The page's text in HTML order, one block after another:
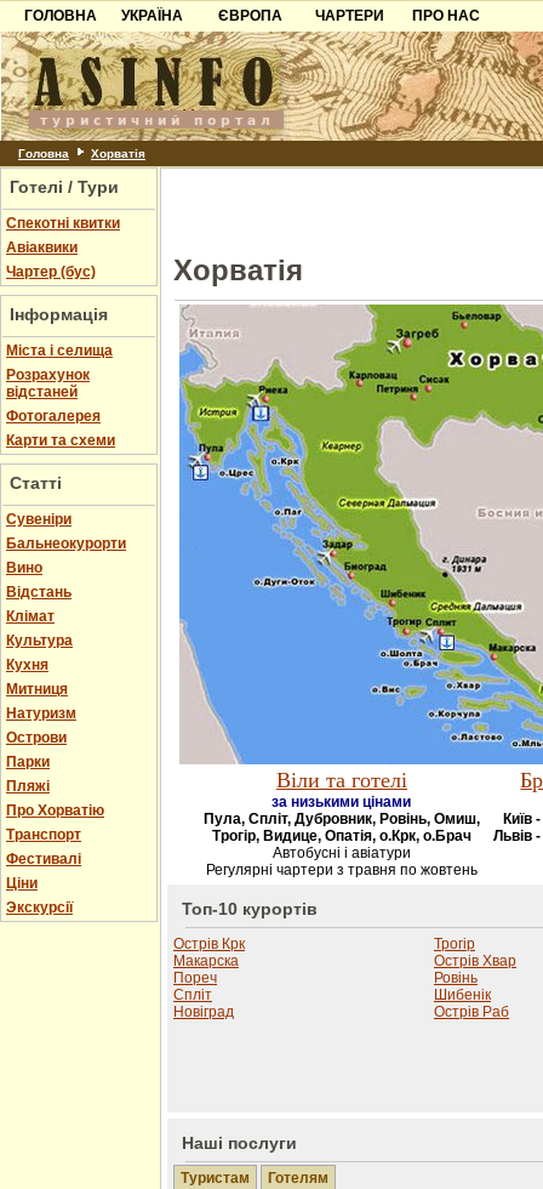
ГОЛОВНА
УКРАЇНА
Карпати
Азов
Причорноморря
Шацьк
ЄВРОПА
Чорногорія
Хорватія
Болгарія
ЧАРТЕРИ
ПРО НАС
Контакти
Партнерам
Додати готель
Головна Хорватія
Готелі / Тури
Спекотні квитки
Авіаквики
Чартер (бус)
Інформація
Міста і селища
Розрахунок
відстаней
Фотогалерея
Карти та схеми
Статті
Cувеніри
Бальнеокурорти
Вино
Відстань
Клімат
Культура
Кухня
Митниця
Натуризм
Острови
Парки
Пляжі
Про Хорватію
Транспорт
Фестивалі
Ціни
Экскурсії
Хорватія
Віли та готелі
за низькими цінами
Пула, Спліт, Дубровник, Ровінь, Омиш,
Трогір, Видице, Опатія, о.Крк, о.Брач
Автобусні і авіатури
Регулярні чартери з травня по жовтень
Київ
Львів
Топ-10 курортів
Острів Крк
Макарска
Пореч
Спліт
Новіград
Трогір
Острів Хвар
Ровінь
Шибенік
Острів Раб
Наші послуги
Туристам Готелям